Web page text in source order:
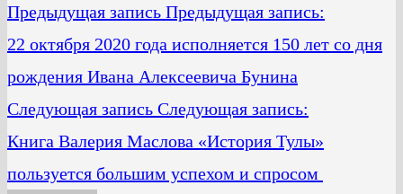
Предыдущая запись Предыдущая запись:
22 октября 2020 года исполняется 150 лет со дня
рождения Ивана Алексеевича Бунина
Следующая запись Следующая запись:
Книга Валерия Маслова «История Тулы»
пользуется большим успехом и спросом